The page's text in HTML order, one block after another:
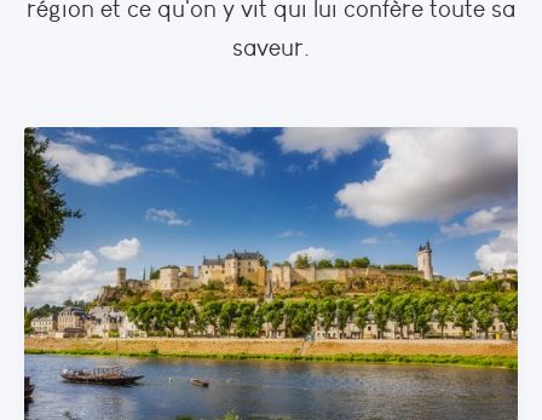
région et ce qu'on y vit qui lui confère toute sa
saveur.